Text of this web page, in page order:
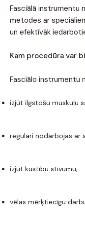
Fasciālā instrumentu
metodes ar
un efektīvāk
Kam procedūra var
Fasciālo instrumentu
izjūt ilgstošu muskuļu
regulāri nodarbojas ar
izjūt kustību stīvumu;
vēlas mērķtiecīgu